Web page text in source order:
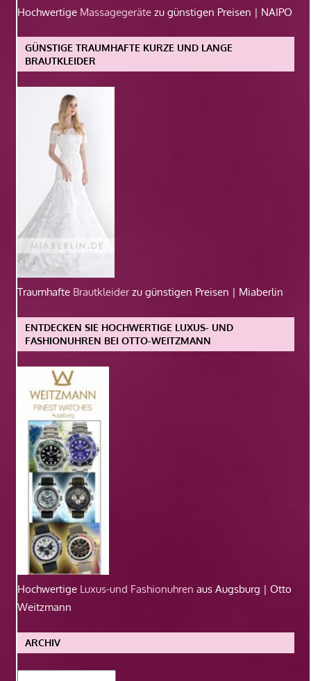
Hochwertige Massagegeräte zu günstigen Preisen | NAIPO
GÜNSTIGE TRAUMHAFTE KURZE UND LANGE
BRAUTKLEIDER
Traumhafte Brautkleiderzu günstigen Preisen | Miaberlin
ENTDECKEN SIE HOCHWERTIGE LUXUS- UND
FASHIONUHREN BEI OTTO-WEITZMANN
Hochwertige Luxus-und Fashionuhren aus Augsburg | Otto
Weitzmann
ARCHIV